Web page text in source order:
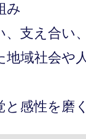
み
、支え合い
地域社会や
と感性を磨